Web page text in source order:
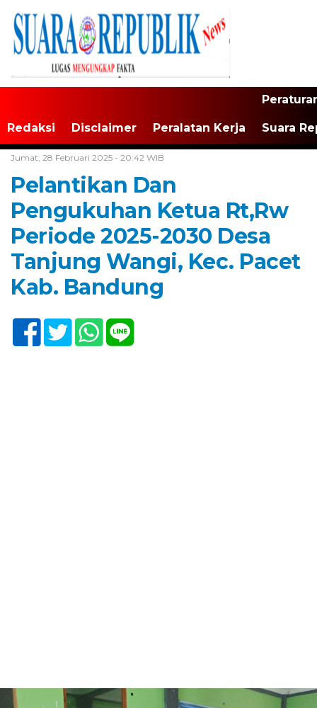
Redaksi Disclaimer Peralatan Kerja Suara
Jumat, 28 Februari 2025 - 20:42 WIB
Pelantikan Dan
Pengukuhan Ketua Rt,Rw
Periode 2025-2030 Desa
Tanjung Wangi, Kec. Pacet
Kab. Bandung